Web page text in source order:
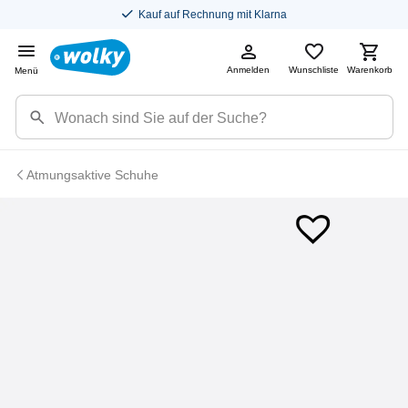
Kauf auf Rechnung mit Klarna
Menü Anmelden Wunschliste Warenkorb
Atmungsaktive Schuhe